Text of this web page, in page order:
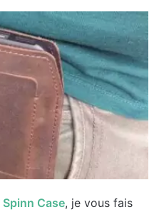
Spinn Case, je vous fais